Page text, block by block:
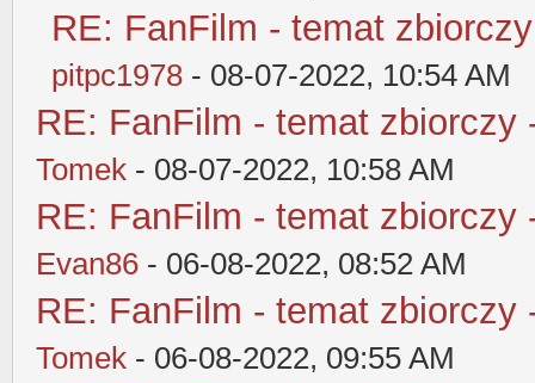
RE: FanFilm - temat
pitpc1978 - 08-07-2022, 10:54 AM
RE: FanFilm - temat zbiorczy
Tomek - 08-07-2022, 10:58 AM
RE: FanFilm - temat zbiorczy
Evan86 - 06-08-2022, 08:52 AM
RE: FanFilm - temat zbiorczy
Tomek - 06-08-2022, 09:55 AM